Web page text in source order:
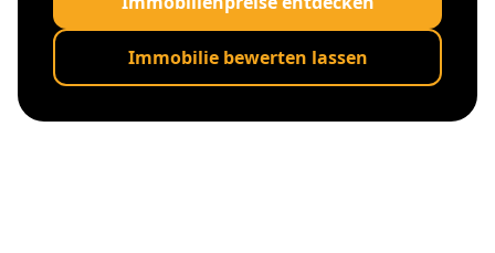
Immobilie bewerten lassen